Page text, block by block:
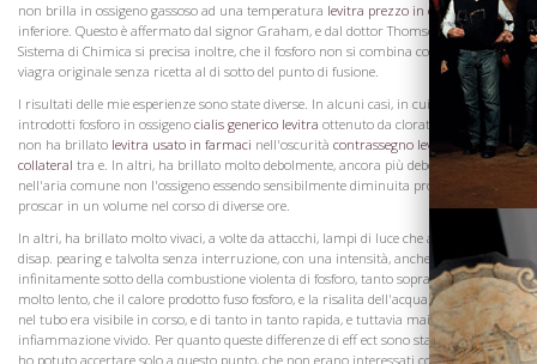
non brilla in ossigeno gassoso ad una temperatura levitra prezzo in erboristeria
inferiore. Questo è affermato dal signor Graham, e dal dottor Thomson nel suo
Sistema di Chimica si precisa inoltre, che il fosforo non si combina con l'ossigeno
viagra originale senza ricetta al di sotto del punto di fusione.
I risultati delle mie esperienze sono state diverse. In alcuni casi, in cui sono
introdotti fosforo in ossigeno cialis generico levitra ottenuto da clorato di potassio,
non ha brillato levitra usato in farmaci nell'oscurità contrassegno levitra effetti
collateral tra e. In altri, ha brillato molto debolmente, ancora più debolmente che
nell'aria comune non l'ossigeno essendo sensibilmente diminuita propecia libero
proscar in un volume nel corso di diverse ore.
In altri, ha brillato molto vivaci, a volte da attacchi, lampi di luce che appaiono e
disap. pearing e talvolta senza interruzione, con una intensità, anche se
infinitamente sotto della combustione violenta di fosforo, tanto sopra il suo uno
molto lento, che il calore prodotto fuso fosforo, e la risalita dell'acqua o mercurio
nel tubo era visibile in corso, e di tanto in tanto rapida, e tuttavia mai scoppiare in
infiammazione vivido. Per quanto queste differenze di eff ect sono stati causa, non
ho potuto accertare solo a questo punto, che non erano interessati con la purezza